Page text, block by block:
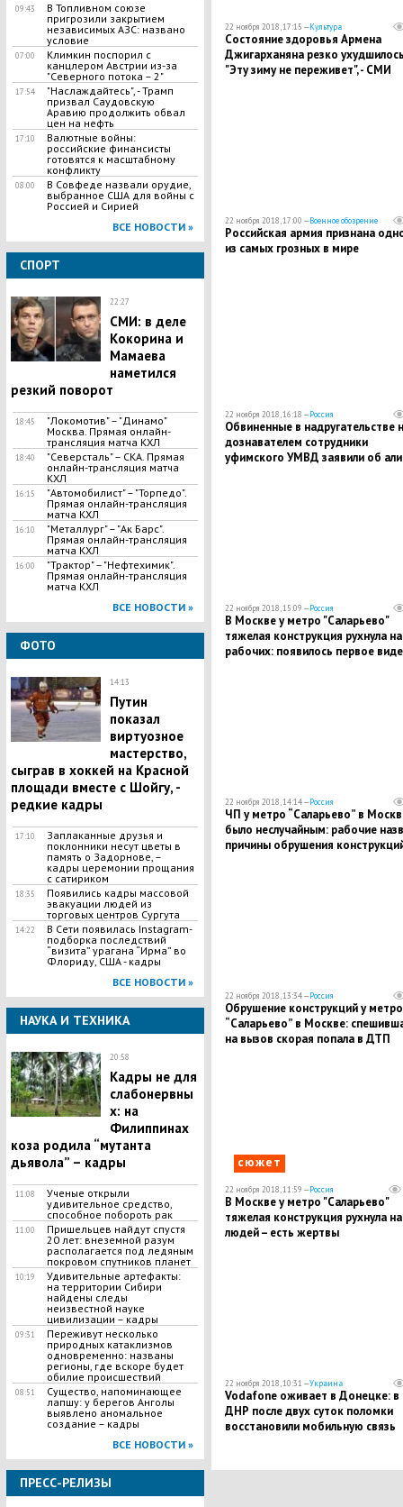
09:43
В Топливном союзе
пригрозили закрытием
независимых АЗС: названо
условие
07:00
Климкин поспорил с
канцлером Австрии из-за
"Северного потока – 2"
17:54
"Наслаждайтесь", - Трамп
призвал Саудовскую
Аравию продолжить обвал
цен на нефть
17:10
Валютные войны:
российские финансисты
готовятся к масштабному
конфликту
08:00
В Совфеде назвали орудие,
выбранное США для войны с
Россией и Сирией
ВСЕ НОВОСТИ »
СПОРТ
22:27
СМИ: в деле
Кокорина и
Мамаева
наметился
резкий поворот
18:45
"Локомотив" – "Динамо"
Москва. Прямая онлайн-
трансляция матча КХЛ
18:40
"Северсталь" – СКА. Прямая
онлайн-трансляция матча
КХЛ
16:15
"Автомобилист" – "Торпедо".
Прямая онлайн-трансляция
матча КХЛ
16:10
"Металлург" – "Ак Барс".
Прямая онлайн-трансляция
матча КХЛ
16:00
"Трактор" – "Нефтехимик".
Прямая онлайн-трансляция
матча КХЛ
ВСЕ НОВОСТИ »
ФОТО
14:13
Путин
показал
виртуозное
мастерство,
сыграв в хоккей на Красной
площади вместе с Шойгу, -
редкие кадры
17:10
Заплаканные друзья и
поклонники несут цветы в
память о Задорнове, –
кадры церемонии прощания
с сатириком
18:35
Появились кадры массовой
эвакуации людей из
торговых центров Сургута
14:22
В Сети появилась Іnstagram-
подборка последствий
“визита” урагана “Ирма” во
Флориду, США - кадры
ВСЕ НОВОСТИ »
НАУКА И ТЕХНИКА
20:58
Кадры не для
слабонервны
х: на
Филиппинах
коза родила “мутанта
дьявола” – кадры
11:08
Ученые открыли
удивительное средство,
способное побороть рак
11:00
Пришельцев найдут спустя
20 лет: внеземной разум
располагается под ледяным
покровом спутников планет
10:19
Удивительные артефакты:
на территории Сибири
найдены следы
неизвестной науке
цивилизации – кадры
09:31
Переживут несколько
природных катаклизмов
одновременно: названы
регионы, где вскоре будет
обилие происшествий
08:51
Существо, напоминающее
лапшу: у берегов Анголы
выявлено аномальное
создание – кадры
ВСЕ НОВОСТИ »
ПРЕСС-РЕЛИЗЫ
22 ноября 2018, 17:15 —Культура
Состояние здоровья Армена
Джигарханяна резко
"Эту зиму не переживет", - СМИ
22 ноября 2018, 17:00 —Военное обозрение
Российская армия признана
из самых грозных в мире
22 ноября 2018, 16:18 —Россия
Обвиненные в надругательстве
дознавателем сотрудники
уфимского УМВД заявили об
22 ноября 2018, 15:09 —Россия
В Москве у метро "Саларьево"
тяжелая конструкция рухнула на
рабочих: появилось первое
22 ноября 2018, 14:14 —Россия
ЧП у метро “Саларьево” в
было неслучайным: рабочие
причины обрушения
22 ноября 2018, 13:34 —Россия
Обрушение конструкций у метро
“Саларьево” в Москве:
на вызов скорая попала в ДТП
сюжет
22 ноября 2018, 11:59 —Россия
В Москве у метро "Саларьево"
тяжелая конструкция рухнула на
людей – есть жертвы
22 ноября 2018, 10:31 —Украина
Vodafone оживает в Донецке: в
ДНР после двух суток поломки
восстановили мобильную связь